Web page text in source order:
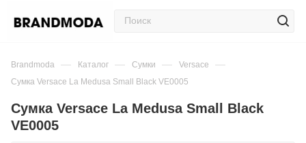
Brandmoda — Каталог — Сумки — Versace —
Сумка Versace La Medusa Small Black VE0005
Сумка Versace La Medusa Small Black
VE0005